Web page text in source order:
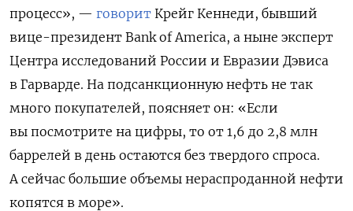
процесс», — говорит Крейг Кеннеди, бывший
вице-президент Bank of America, а ныне эксперт
Центра исследований России и Евразии Дэвиса
в Гарварде. На подсанкционную нефть не так
много покупателей, поясняет он: «Если
вы посмотрите на цифры, то от 1,6 до 2,8 млн
баррелей в день остаются без твердого спроса.
А сейчас большие объемы нераспроданной нефти
копятся в море».